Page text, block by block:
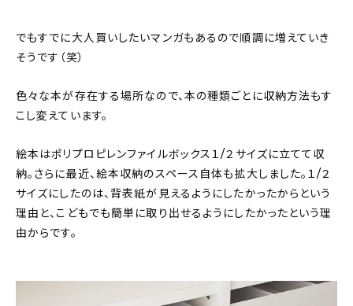
でもすでに大人買いしたいマンガもあるので順調に増えていき
そうです（笑）
色々な本が存在する場所なので、本の種類ごとに収納方法もす
こし変えています。
絵本はポリプロピレンファイルボックス１/２サイズに立てて収
納。さらに最近、絵本収納のスペース自体も拡大しました。１/２
サイズにしたのは、背表紙が見えるようにしたかったからという
理由と、こどもでも簡単に取り出せるようにしたかったという理
由からです。